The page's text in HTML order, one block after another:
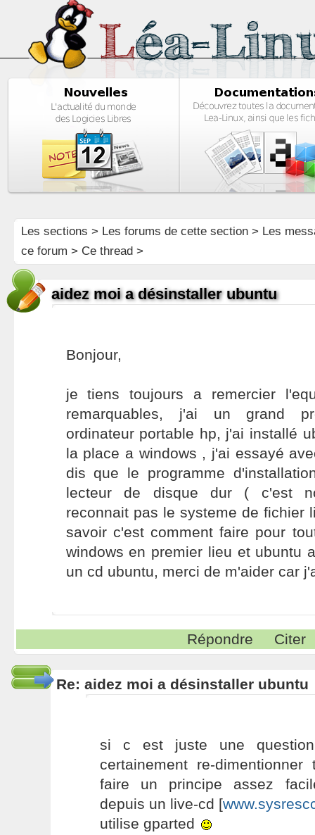
Les sections > Les forums de cette section> Les
ce forum > Ce thread >
aidez moi a désinstaller ubuntu
Bonjour,
je tiens toujours a remercier
remarquables, j'ai un grand
ordinateur portable hp, j'ai installé
la place a windows , j'ai essayé
dis que le programme
lecteur de disque dur ( c'est
reconnait pas le systeme de fichier
savoir c'est comment faire pour
windows en premier lieu et ubuntu
un cd ubuntu, merci de m'aider car
Répondre Citer
Re: aidez moi a désinstaller ubuntu
si c est juste une
certainement re-
faire un principe assez
depuis un live-cd [
utilise gparted